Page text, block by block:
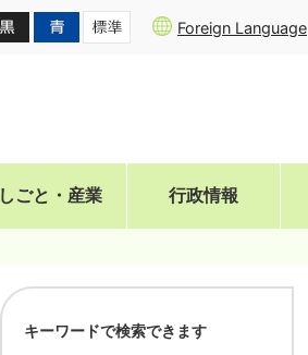
Foreign Language
しごと・産業 行政情報
キーワードで検索できます